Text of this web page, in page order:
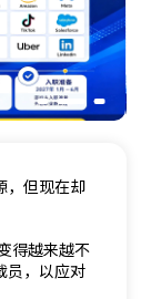
，但现在却
得越来越不
员，以应对